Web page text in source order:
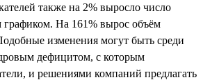
также на 2% выросло число
На 161% вырос объём
изменения могут быть среди
дефицитом, с которым
и решениями компаний предлагать